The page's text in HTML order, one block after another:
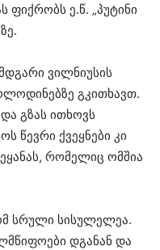
ფიქრობს ე.წ. „პუტინი
ვილნიუსის
გკითხავთ.
გზას ითხოვს
წევრი ქვეყნები კი
რომელიც ომშია
სრული სისულელეა.
დგანან და